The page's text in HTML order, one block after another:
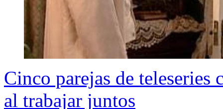
Cinco parejas de
al trabajar juntos